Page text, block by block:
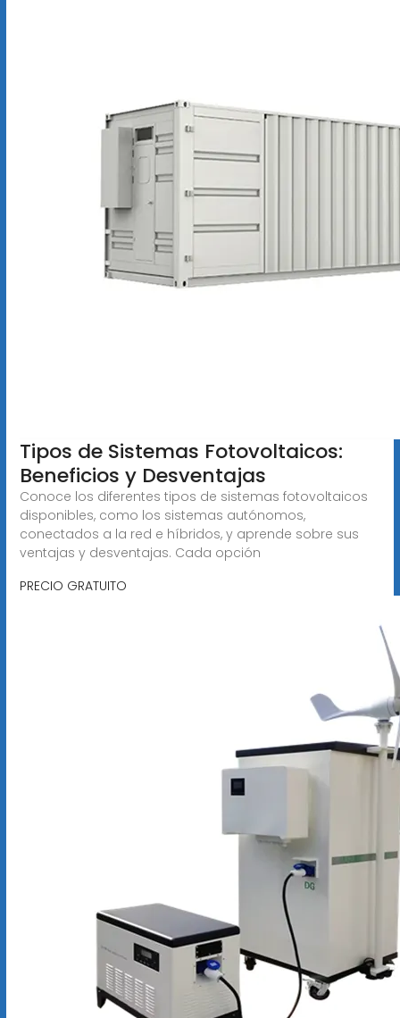
Tipos de Sistemas Fotovoltaicos:
Beneficios y Desventajas
Conoce los diferentes tipos de sistemas fotovoltaicos
disponibles, como los sistemas autónomos,
conectados a la red e híbridos, y aprende sobre sus
ventajas y desventajas. Cada opción
PRECIO GRATUITO